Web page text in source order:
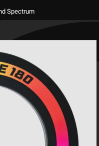
Spectrum